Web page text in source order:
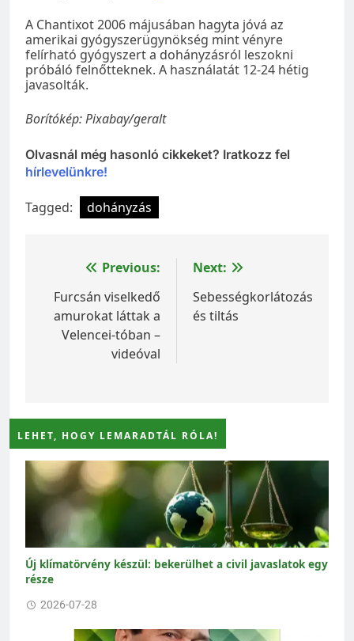
A Chantixot 2006 májusában hagyta jóvá az
amerikai gyógyszerügynökség mint vényre
felírható gyógyszert a dohányzásról leszokni
próbáló felnőtteknek. A használatát 12-24 hétig
javasolták.
Borítókép: Pixabay/geralt
Olvasnál még hasonló cikkeket? Iratkozz fel
hírlevelünkre!
Tagged: dohányzás
Bejegyzés
navigáció
Previous:
Furcsán viselkedő
amurokat láttak a
Velencei-tóban –
videóval
Next:
Sebességkorlátozás
és tiltás
LEHET, HOGY LEMARADTÁL RÓLA!
Új klímatörvény készül: bekerülhet a civil javaslatok egy
része
2026-07-28